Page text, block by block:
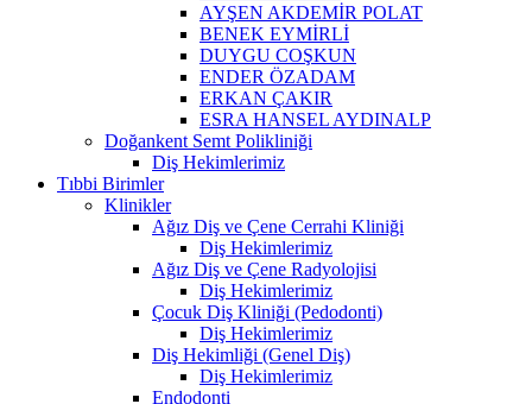
AYŞEN AKDEMİR POLAT
BENEK EYMİRLİ
DUYGU COŞKUN
ENDER ÖZADAM
ERKAN ÇAKIR
ESRA HANSEL AYDINALP
Doğankent Semt Polikliniği
Diş Hekimlerimiz
Tıbbi Birimler
Klinikler
Ağız Diş ve Çene Cerrahi Kliniği
Diş Hekimlerimiz
Ağız Diş ve Çene Radyolojisi
Diş Hekimlerimiz
Çocuk Diş Kliniği (Pedodonti)
Diş Hekimlerimiz
Diş Hekimliği (Genel Diş)
Diş Hekimlerimiz
Endodonti